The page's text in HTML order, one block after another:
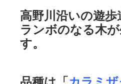
高野川沿いの遊
ランボのなる木
す。